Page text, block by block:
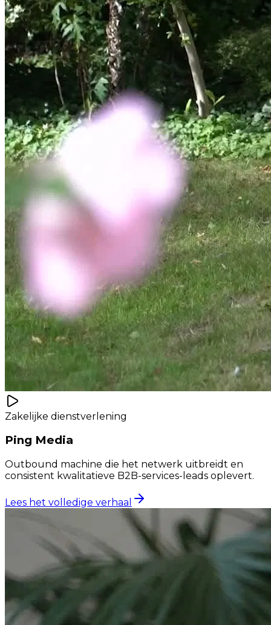
Zakelijke dienstverlening
Ping Media
Outbound machine die het netwerk uitbreidt en
consistent kwalitatieve B2B-services-leads oplevert.
Lees het volledige verhaal